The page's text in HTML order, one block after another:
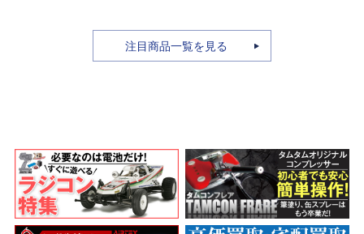
注目商品一覧を見る